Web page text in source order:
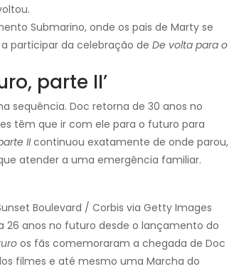
Submarino, onde os pais de Marty se
participar da celebração de De volta para o
parte II’
sequência. Doc retorna de 30 anos no
têm que ir com ele para o futuro para
IIcontinuou exatamente de onde parou,
atender a uma emergência familiar.
Boulevard / Corbis via Getty Images
26 anos no futuro desde o lançamento do
os fãs comemoraram a chegada de Doc
filmes e até mesmo uma Marcha do